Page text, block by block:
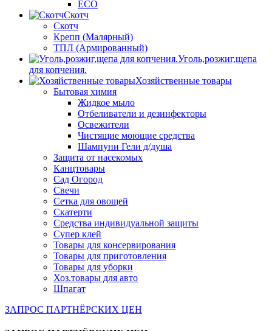
ECO
Скотч
Скотч
Крепп (Малярный)
ТПЛ (Армированный)
Уголь,розжиг,щепа
для копчения.
Хозяйственные товары
Бытовая химия
Жидкое мыло
Отбеливатели и дезинфекторы
Освежители
Чистящие моющие средства
Шампуни Гели д/душа
Защита от насекомых
Канцтовары
Сад Огород
Свечи
Сетка для овощей
Скатерти
Средства индивидуальной защиты
Супер клей
Товары для консервирования
Товары для приготовления
Товары для уборки
Хоз.товары для авто
Шпагат
ЗАПРОС ПАРТНЁРСКИХ ЦЕН